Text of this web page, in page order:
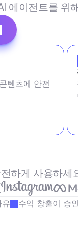
에이전트를 위
텐츠에 안전
하게 사용하세
수익 창출이 승